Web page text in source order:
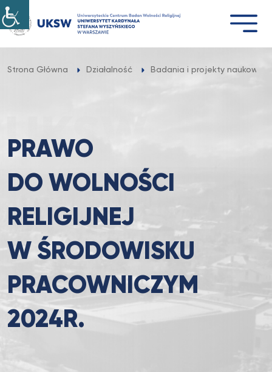
Przejdź
do
treści
Strona Główna Działalność Badania i projekty naukowe
PRAWO
DO WOLNOŚCI
RELIGIJNEJ
W ŚRODOWISKU
PRACOWNICZYM
2024R.